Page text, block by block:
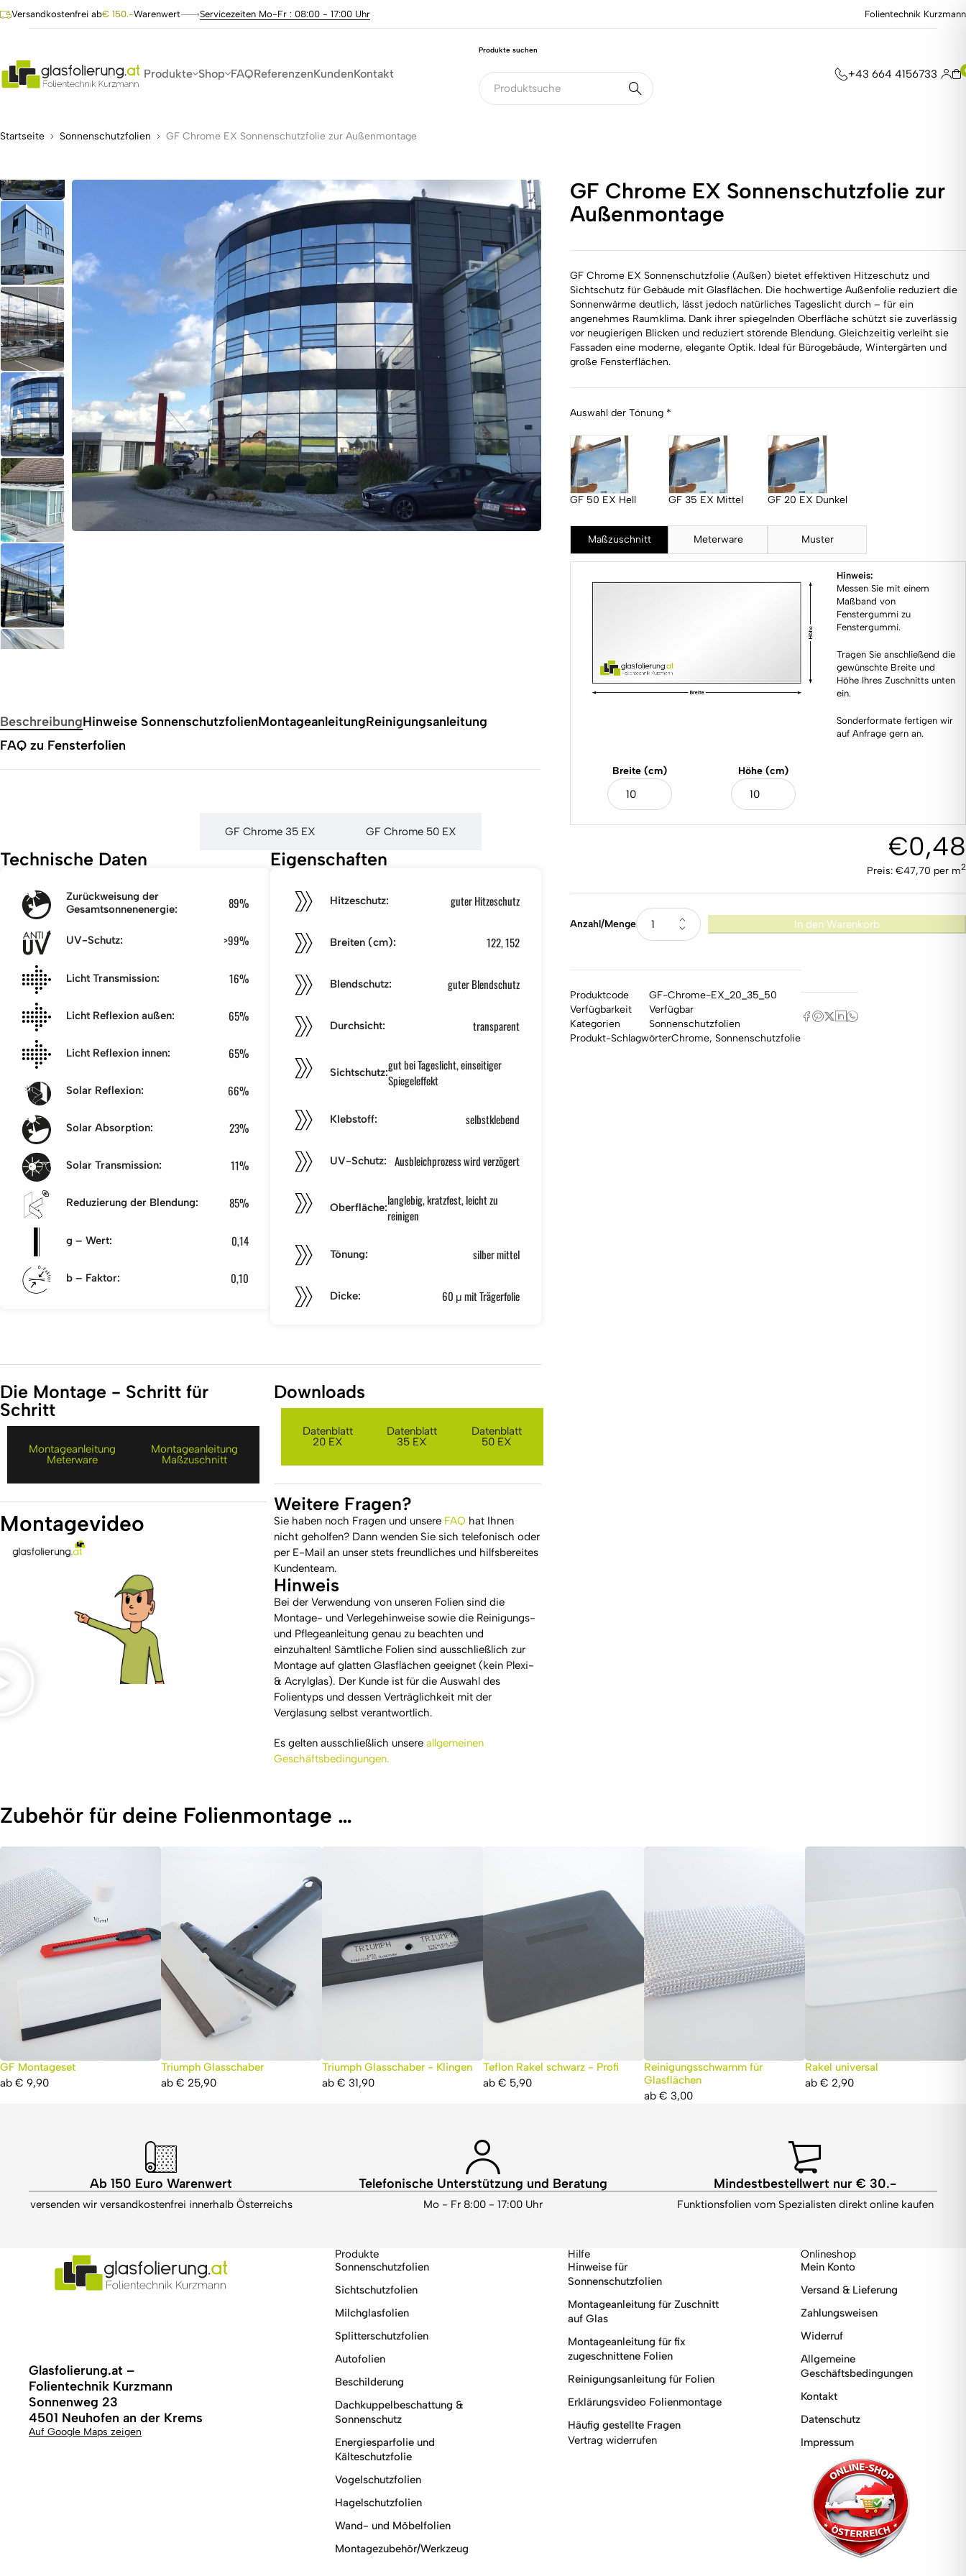
Versandkostenfrei ab€ 150.-Warenwert Servicezeiten Mo-Fr : 08:00 - 17:00 Uhr Folientechnik Kurzmann
Produkte Shop FAQReferenzenKundenKontakt
Produkte suchen
+43 664 4156733
Startseite Sonnenschutzfolien GF Chrome EX Sonnenschutzfolie zur Außenmontage
GF Chrome EX Sonnenschutzfolie zur
Außenmontage
GF Chrome EX Sonnenschutzfolie (Außen) bietet effektiven Hitzeschutz und
Sichtschutz für Gebäude mit Glasflächen. Die hochwertige Außenfolie reduziert die
Sonnenwärme deutlich, lässt jedoch natürliches Tageslicht durch – für ein
angenehmes Raumklima. Dank ihrer spiegelnden Oberfläche schützt sie zuverlässig
vor neugierigen Blicken und reduziert störende Blendung. Gleichzeitig verleiht sie
Fassaden eine moderne, elegante Optik. Ideal für Bürogebäude, Wintergärten und
große Fensterflächen.
Auswahl der Tönung *
GF 50 EX Hell GF 35 EX Mittel GF 20 EX Dunkel
Maßzuschnitt Meterware Muster
Hinweis:
Messen Sie mit einem
Maßband von
Fenstergummi zu
Fenstergummi.
Tragen Sie anschließend die
gewünschte Breite und
Höhe Ihres Zuschnitts unten
ein.
Sonderformate fertigen wir
auf Anfrage gern an.
Breite (cm) Höhe (cm)
€0,48
Preis: €47,70 per m2
Anzahl/Menge In den Warenkorb
Produktcode
GF-Chrome-EX_20_35_50
Verfügbarkeit
Verfügbar
Kategorien
Sonnenschutzfolien
Produkt-SchlagwörterChrome, Sonnenschutzfolie
BeschreibungHinweise SonnenschutzfolienMontageanleitungReinigungsanleitung
FAQ zu Fensterfolien
GF Chrome 35 EX GF Chrome 50 EX
Technische Daten
Zurückweisung der
Gesamtsonnenenergie:
89%
UV-Schutz: >99%
Licht Transmission: 16%
Licht Reflexion außen: 65%
Licht Reflexion innen: 65%
Solar Reflexion: 66%
Solar Absorption: 23%
Solar Transmission: 11%
Reduzierung der Blendung: 85%
g – Wert: 0,14
b – Faktor: 0,10
Eigenschaften
Hitzeschutz: guter Hitzeschutz
Breiten (cm): 122, 152
Blendschutz: guter Blendschutz
Durchsicht: transparent
Sichtschutz:gut bei Tageslicht, einseitiger
Spiegeleffekt
Klebstoff: selbstklebend
UV-Schutz: Ausbleichprozess wird verzögert
Oberfläche:langlebig, kratzfest, leicht zu
reinigen
Tönung: silber mittel
Dicke: 60 μ mit Trägerfolie
Die Montage - Schritt für
Schritt
Montageanleitung
Meterware
Montageanleitung
Maßzuschnitt
Montagevideo
Downloads
Datenblatt
20 EX
Datenblatt
35 EX
Datenblatt
50 EX
Weitere Fragen?
Sie haben noch Fragen und unsere FAQ hat Ihnen
nicht geholfen? Dann wenden Sie sich telefonisch oder
per E-Mail an unser stets freundliches und hilfsbereites
Kundenteam.
Hinweis
Bei der Verwendung von unseren Folien sind die
Montage- und Verlegehinweise sowie die Reinigungs-
und Pflegeanleitung genau zu beachten und
einzuhalten! Sämtliche Folien sind ausschließlich zur
Montage auf glatten Glasflächen geeignet (kein Plexi-
& Acrylglas). Der Kunde ist für die Auswahl des
Folientyps und dessen Verträglichkeit mit der
Verglasung selbst verantwortlich.
Es gelten ausschließlich unsereallgemeinen
Geschäftsbedingungen.
Zubehör für deine Folienmontage …
GF Montageset
ab € 9,90
Triumph Glasschaber
ab € 25,90
Triumph Glasschaber - Klingen
ab € 31,90
Teflon Rakel schwarz - Profi
ab € 5,90
Reinigungsschwamm für
Glasflächen
ab € 3,00
Rakel universal
ab € 2,90
Ab 150 Euro Warenwert
versenden wir versandkostenfrei innerhalb Österreichs
Telefonische Unterstützung und Beratung
Mo - Fr 8:00 - 17:00 Uhr
Mindestbestellwert nur € 30.-
Funktionsfolien vom Spezialisten direkt online kaufen
Glasfolierung.at –
Folientechnik Kurzmann
Sonnenweg 23
4501 Neuhofen an der Krems
Auf Google Maps zeigen
Produkte
Sonnenschutzfolien
Sichtschutzfolien
Milchglasfolien
Splitterschutzfolien
Autofolien
Beschilderung
Dachkuppelbeschattung &
Sonnenschutz
Energiesparfolie und
Kälteschutzfolie
Vogelschutzfolien
Hagelschutzfolien
Wand- und Möbelfolien
Montagezubehör/Werkzeug
Hilfe
Hinweise für
Sonnenschutzfolien
Montageanleitung für Zuschnitt
auf Glas
Montageanleitung für fix
zugeschnittene Folien
Reinigungsanleitung für Folien
Erklärungsvideo Folienmontage
Häufig gestellte Fragen
Vertrag widerrufen
Onlineshop
Mein Konto
Versand & Lieferung
Zahlungsweisen
Widerruf
Allgemeine
Geschäftsbedingungen
Kontakt
Datenschutz
Impressum